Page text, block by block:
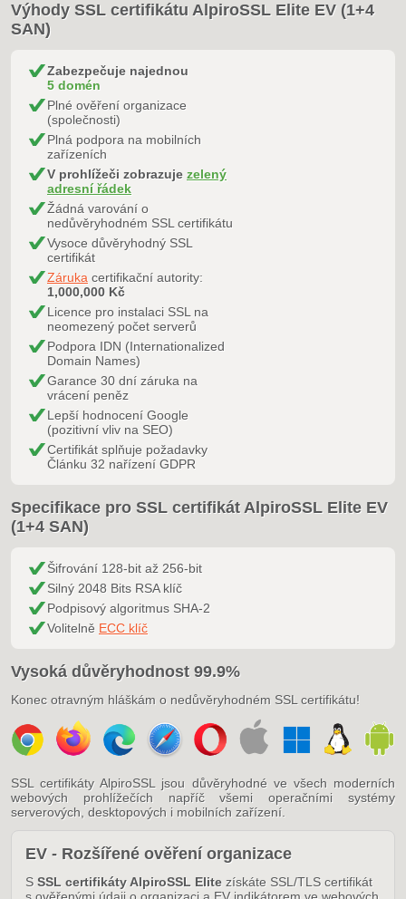
Výhody SSL certifikátu AlpiroSSL Elite EV (1+4
SAN)
Zabezpečuje najednou
5 domén
Plné ověření organizace
(společnosti)
Plná podpora na mobilních
zařízeních
V prohlížeči zobrazuje zelený
adresní řádek
Žádná varování o
nedůvěryhodném SSL certifikátu
Vysoce důvěryhodný SSL
certifikát
Záruka certifikační autority:
1,000,000 Kč
Licence pro instalaci SSL na
neomezený počet serverů
Podpora IDN (Internationalized
Domain Names)
Garance 30 dní záruka na
vrácení peněz
Lepší hodnocení Google
(pozitivní vliv na SEO)
Certifikát splňuje požadavky
Článku 32 nařízení GDPR
Specifikace pro SSL certifikát AlpiroSSL Elite EV
(1+4 SAN)
Šifrování 128-bit až 256-bit
Silný 2048 Bits RSA klíč
Podpisový algoritmus SHA-2
Volitelně ECC klíč
Vysoká důvěryhodnost 99.9%
Konec otravným hláškám o nedůvěryhodném SSL certifikátu!
SSL certifikáty AlpiroSSL jsou důvěryhodné ve všech moderních
webových prohlížečích napříč všemi operačními systémy
serverových, desktopových i mobilních zařízení.
EV - Rozšířené ověření organizace
S SSL certifikáty AlpiroSSL Elite získáte SSL/TLS certifikát